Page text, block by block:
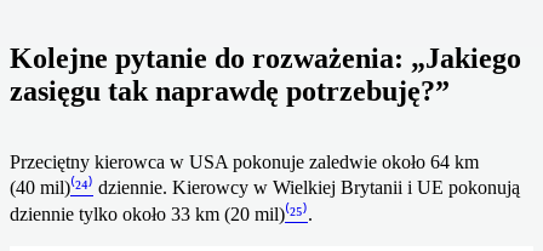
Kolejne pytanie do rozważenia: „Jakiego
zasięgu tak naprawdę potrzebuję?”
Przeciętny kierowca w USA pokonuje zaledwie około 64 km
(40 mil)⁽²⁴⁾ dziennie. Kierowcy w Wielkiej Brytanii i UE pokonują
dziennie tylko około 33 km (20 mil)⁽²⁵⁾.